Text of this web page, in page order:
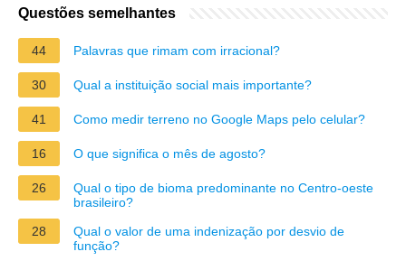
Questões semelhantes
44 Palavras que rimam com irracional?
30 Qual a instituição social mais importante?
41 Como medir terreno no Google Maps pelo celular?
16 O que significa o mês de agosto?
26
Qual o tipo de bioma predominante no Centro-oeste
brasileiro?
28
Qual o valor de uma indenização por desvio de
função?